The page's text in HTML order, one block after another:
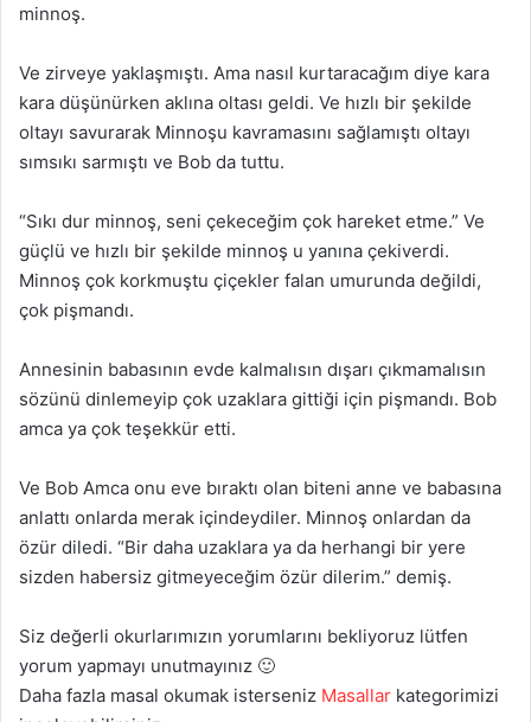
minnoş.
Ve zirveye yaklaşmıştı. Ama nasıl kurtaracağım diye kara
kara düşünürken aklına oltası geldi. Ve hızlı bir şekilde
oltayı savurarak Minnoşu kavramasını sağlamıştı oltayı
sımsıkı sarmıştı ve Bob da tuttu.
“Sıkı dur minnoş, seni çekeceğim çok hareket etme.” Ve
güçlü ve hızlı bir şekilde minnoş u yanına çekiverdi.
Minnoş çok korkmuştu çiçekler falan umurunda değildi,
çok pişmandı.
Annesinin babasının evde kalmalısın dışarı çıkmamalısın
sözünü dinlemeyip çok uzaklara gittiği için pişmandı. Bob
amca ya çok teşekkür etti.
Ve Bob Amca onu eve bıraktı olan biteni anne ve babasına
anlattı onlarda merak içindeydiler. Minnoş onlardan da
özür diledi. “Bir daha uzaklara ya da herhangi bir yere
sizden habersiz gitmeyeceğim özür dilerim.” demiş.
Siz değerli okurlarımızın yorumlarını bekliyoruz lütfen
yorum yapmayı unutmayınız 🙂
Daha fazla masal okumak isterseniz Masallar kategorimizi